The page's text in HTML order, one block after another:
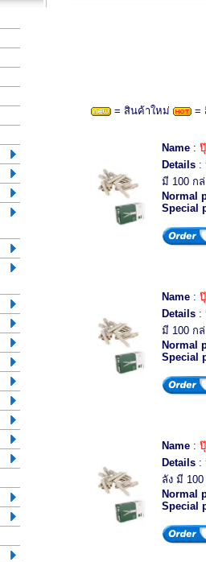
= สินค้าใหม่ =
Name :
Details :
มี 100 กล่
Normal
Special
Name :
Details :
มี 100 กล่
Normal
Special
Name :
Details :
ลัง มี
Normal
Special